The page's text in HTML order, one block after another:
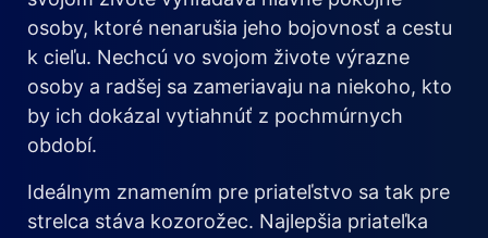
osoby, ktoré nenarušia jeho bojovnosť a cestu
k cieľu. Nechcú vo svojom živote výrazne
osoby a radšej sa zameriavaju na niekoho, kto
by ich dokázal vytiahnúť z pochmúrnych
období.
Ideálnym znamením pre priateľstvo sa tak pre
strelca stáva kozorožec. Najlepšia priateľka